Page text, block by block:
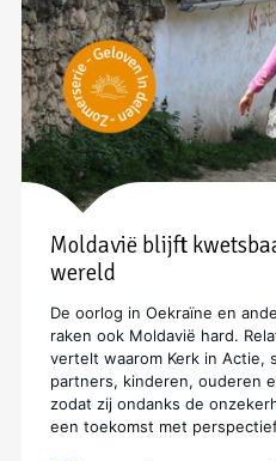
Moldavië blijft
wereld
De oorlog in Oekraïne en
raken ook Moldavië hard.
vertelt waarom Kerk in Actie,
partners, kinderen, ouderen
zodat zij ondanks de
een toekomst met